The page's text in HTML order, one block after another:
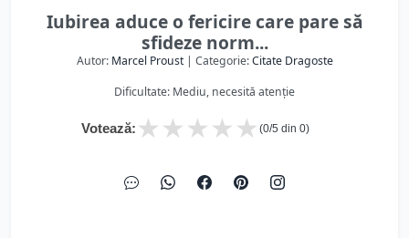
Iubirea aduce o fericire care pare să
sfideze norm...
Autor: Marcel Proust| Categorie:Citate Dragoste
Dificultate: Mediu, necesită atenție
Votează: ★
★
★
★
★ (0/5 din 0)